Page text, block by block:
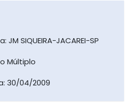
SIQUEIRA-JACAREI-SP
Múltiplo
30/04/2009